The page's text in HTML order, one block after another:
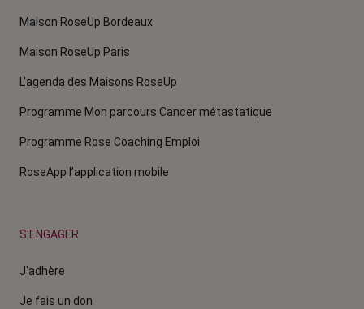
Maison RoseUp Bordeaux
Maison RoseUp Paris
L'agenda des Maisons RoseUp
Programme Mon parcours Cancer métastatique
Programme Rose Coaching Emploi
RoseApp l’application mobile
S'ENGAGER
J'adhère
Je fais un don